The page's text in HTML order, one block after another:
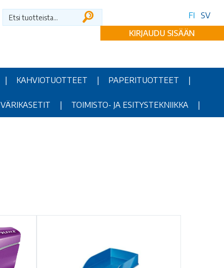
FI
SV
KIRJAUDU SISÄÄN
KAHVIOTUOTTEET PAPERITUOTTEET
VÄRIKASETIT TOIMISTO- JA ESITYSTEKNIIKKA